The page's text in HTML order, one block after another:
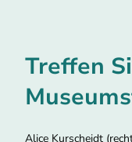
Treffen
Alice Kurscheidt